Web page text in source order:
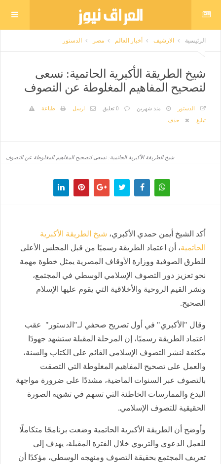
الرئيسية الارشيف أخبار العالم مصر الدستور
شيخ الطريقة الأكبرية الحاتمية: نسعى
لتصحيح المفاهيم المغلوطة عن التصوف
الدستور منذ شهرين 0 تعليق ارسل
طباعة
تبليغ
حذف
شيخ الطريقة الأكبرية الحاتمية: نسعى لتصحيح المفاهيم المغلوطة عن التصوف
أكد الشيخ أيمن حمدي الأكبري، شيخ الطريقة الأكبرية
الحاتمية، أن اعتماد الطريقة رسميًا من قبل المجلس الأعلى
للطرق الصوفية ووزارة الأوقاف المصرية يمثل خطوة مهمة
نحو تعزيز دور التصوف الإسلامي الوسطي في المجتمع،
ونشر القيم الروحية والأخلاقية التي يقوم عليها الإسلام
الصحيح.
وقال "الأكبري" في أول تصريح صحفي لـ"الدستور" عقب
اعتماد الطريقة رسميًا، إن المرحلة المقبلة ستشهد جهودًا
مكثفة لنشر التصوف الإسلامي القائم على الكتاب والسنة،
والعمل على تصحيح المفاهيم المغلوطة التي التصقت
بالتصوف عبر السنوات الماضية، مشددًا على ضرورة مواجهة
البدع والممارسات الخاطئة التي تسهم في تشويه الصورة
الحقيقية للتصوف الإسلامي.
وأوضح أن الطريقة الأكبرية الحاتمية وضعت برنامجًا متكاملًا
للعمل الدعوي والتربوي خلال الفترة المقبلة، يهدف إلى
تعريف المجتمع بحقيقة التصوف ومنهجه الوسطي، مؤكدًا أن